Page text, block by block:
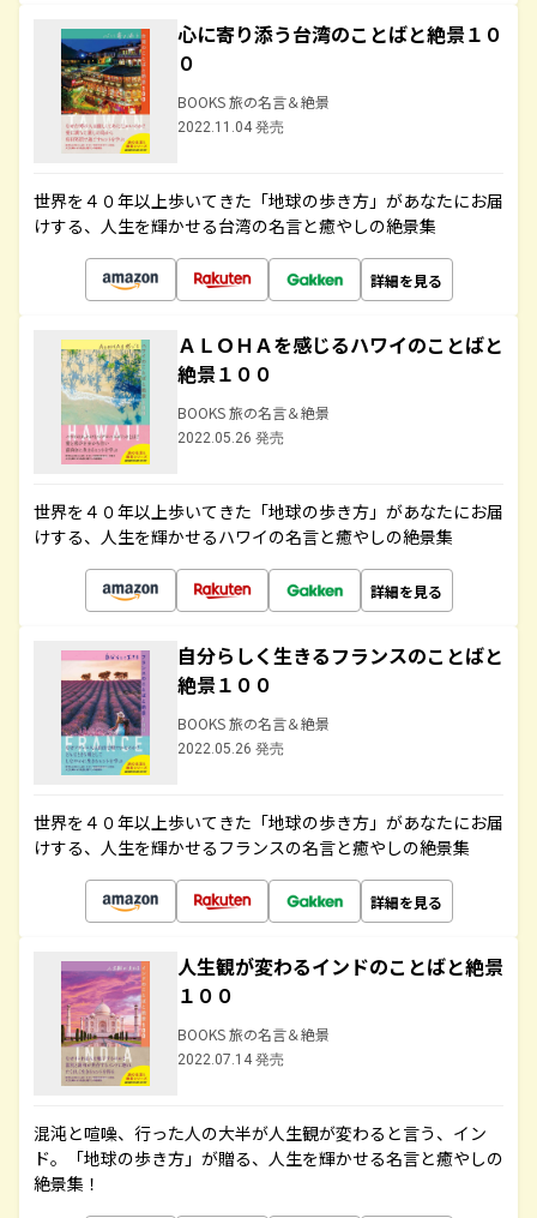
心に寄り添う台湾のことばと絶景１０
０
BOOKS 旅の名言＆絶景
2022.11.04 発売
世界を４０年以上歩いてきた「地球の歩き方」があなたにお届
けする、人生を輝かせる台湾の名言と癒やしの絶景集
詳細を見る
ＡＬＯＨＡを感じるハワイのことばと
絶景１００
BOOKS 旅の名言＆絶景
2022.05.26 発売
世界を４０年以上歩いてきた「地球の歩き方」があなたにお届
けする、人生を輝かせるハワイの名言と癒やしの絶景集
詳細を見る
自分らしく生きるフランスのことばと
絶景１００
BOOKS 旅の名言＆絶景
2022.05.26 発売
世界を４０年以上歩いてきた「地球の歩き方」があなたにお届
けする、人生を輝かせるフランスの名言と癒やしの絶景集
詳細を見る
人生観が変わるインドのことばと絶景
１００
BOOKS 旅の名言＆絶景
2022.07.14 発売
混沌と喧噪、行った人の大半が人生観が変わると言う、イン
ド。「地球の歩き方」が贈る、人生を輝かせる名言と癒やしの
絶景集！